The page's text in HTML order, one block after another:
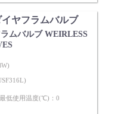
ヤフラムバルブ
ムバルブ WEIRLESS
低使用温度(℃)：0